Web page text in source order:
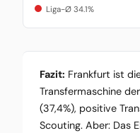
Liga-Ø 34.1%
Fazit: Frankfurt ist
Transfermaschine
(37,4%), positive
Scouting. Aber: Das